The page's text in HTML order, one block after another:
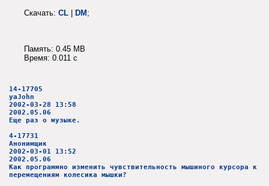
Скачать: CL | DM;
Память: 0.45 MB
Время: 0.011 c
14-17705
yaJohn
2002-03-28 13:58
2002.05.06
Еще раз о музыке.
4-17731
Анонимщик
2002-03-01 13:52
2002.05.06
Как программно изменить чувствительность мышиного курсора к
перемещениям колесика мышки?